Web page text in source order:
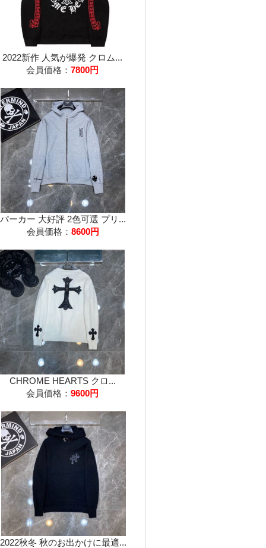
2022新作 人気が爆発 クロム...
会員価格： 7800円
パーカー 大好評 2色可選 プリ...
会員価格： 8600円
CHROME HEARTS クロ...
会員価格： 9600円
2022秋冬 秋のお出かけに最適...